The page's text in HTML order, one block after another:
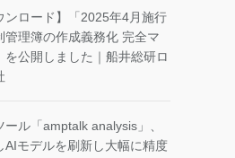
ンロード】「2025年4月施行
管理簿の作成義務化 完全マ
を公開しました｜船井総研ロ
ール「amptalk analysis」、
AIモデルを刷新し大幅に精度